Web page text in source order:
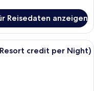
Reisedaten anzeigen
Zimmersafe, Schreibtisch,
credit per Night)